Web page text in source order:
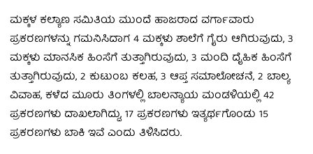
ಮಕ್ಕಳ ಕಲ್ಯಾಣ ಸಮಿತಿಯ ಮುಂದೆ ಹಾಜರಾದ ವರ್ಗಾವಾರು
ಪ್ರಕರಣಗಳನ್ನು ಗಮನಿಸಿದಾಗ 4 ಮಕ್ಕಳು ಶಾಲೆಗೆ ಗೈರು ಆಗಿರುವುದು, 3
ಮಕ್ಕಳು ಮಾನಸಿಕ ಹಿಂಸೆಗೆ ತುತ್ತಾಗಿರುವುದು, 3 ಮಂದಿ ದೈಹಿಕ ಹಿಂಸೆಗೆ
ತುತ್ತಾಗಿರುವುದು, 2 ಕುಟುಂಬ ಕಲಹ, 3 ಆಪ್ತ ಸಮಾಲೋಚನೆ, 2 ಬಾಲ್ಯ
ವಿವಾಹ, ಕಳೆದ ಮೂರು ತಿಂಗಳಲ್ಲಿ ಬಾಲನ್ಯಾಯ ಮಂಡಳಿಯಲ್ಲಿ 42
ಪ್ರಕರಣಗಳು ದಾಖಲಾಗಿದ್ದು, 17 ಪ್ರಕರಣಗಳು ಇತ್ಯರ್ಥಗೊಂಡು 15
ಪ್ರಕರಣಗಳು ಬಾಕಿ ಇವೆ ಎಂದು ತಿಳಿಸಿದರು.